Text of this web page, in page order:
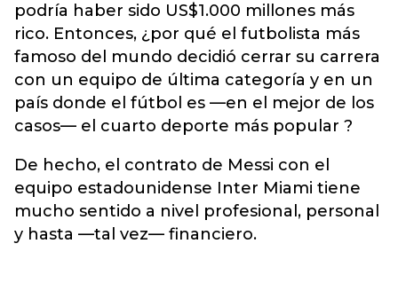
podría haber sido US$1.000 millones más
rico. Entonces, ¿por qué el futbolista más
famoso del mundo decidió cerrar su carrera
con un equipo de última categoría y en un
país donde el fútbol es —en el mejor de los
casos— el cuarto deporte más popular ?
De hecho, el contrato de Messi con el
equipo estadounidense Inter Miami tiene
mucho sentido a nivel profesional, personal
y hasta —tal vez— financiero.